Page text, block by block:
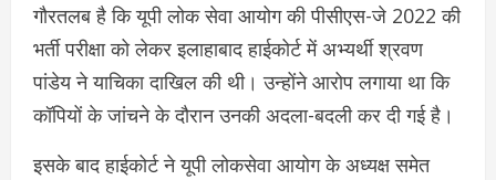
गौरतलब है कि यूपी लोक सेवा आयोग की पीसीएस-जे 2022 की
भर्ती परीक्षा को लेकर इलाहाबाद हाईकोर्ट में अभ्यर्थी श्रवण
पांडेय ने याचिका दाखिल की थी। उन्होंने आरोप लगाया था कि
कॉपियों के जांचने के दौरान उनकी अदला-बदली कर दी गई है।
इसके बाद हाईकोर्ट ने यूपी लोकसेवा आयोग के अध्यक्ष समेत